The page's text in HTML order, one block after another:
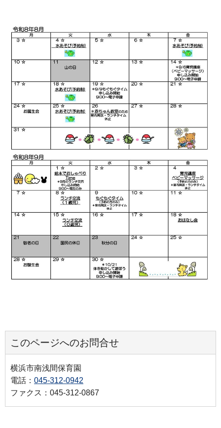
このページへのお問合せ
横浜市南浅間保育園
電話： 045-312-0942
ファクス：045-312-0867